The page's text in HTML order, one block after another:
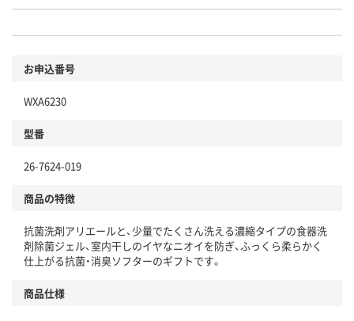
お申込番号
WXA6230
型番
26-7624-019
商品の特徴
抗菌洗剤アリエールと、少量でたくさん洗える濃縮タイプの食器洗
剤除菌ジェル、室内干しのイヤなニオイを防ぎ、ふっくら柔らかく
仕上がる抗菌・消臭ソフターのギフトです。
商品仕様